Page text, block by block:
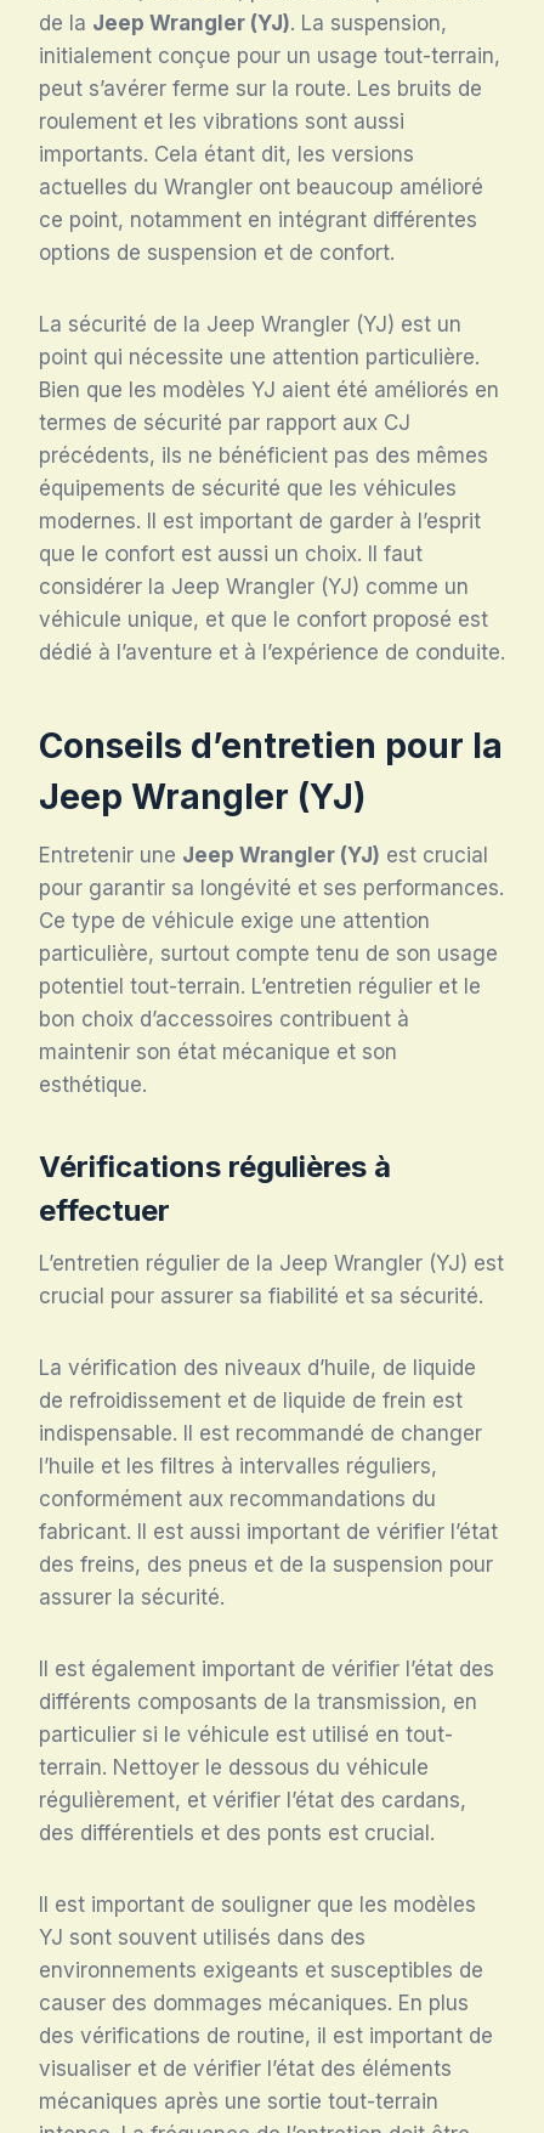
de la Jeep Wrangler (YJ). La suspension,
initialement conçue pour un usage tout-terrain,
peut s’avérer ferme sur la route. Les bruits de
roulement et les vibrations sont aussi
importants. Cela étant dit, les versions
actuelles du Wrangler ont beaucoup amélioré
ce point, notamment en intégrant différentes
options de suspension et de confort.
La sécurité de la Jeep Wrangler (YJ) est un
point qui nécessite une attention particulière.
Bien que les modèles YJ aient été améliorés en
termes de sécurité par rapport aux CJ
précédents, ils ne bénéficient pas des mêmes
équipements de sécurité que les véhicules
modernes. Il est important de garder à l’esprit
que le confort est aussi un choix. Il faut
considérer la Jeep Wrangler (YJ) comme un
véhicule unique, et que le confort proposé est
dédié à l’aventure et à l’expérience de conduite.
Conseils d’entretien pour la
Jeep Wrangler (YJ)
Entretenir une Jeep Wrangler (YJ) est crucial
pour garantir sa longévité et ses performances.
Ce type de véhicule exige une attention
particulière, surtout compte tenu de son usage
potentiel tout-terrain. L’entretien régulier et le
bon choix d’accessoires contribuent à
maintenir son état mécanique et son
esthétique.
Vérifications régulières à
effectuer
L’entretien régulier de la Jeep Wrangler (YJ) est
crucial pour assurer sa fiabilité et sa sécurité.
La vérification des niveaux d’huile, de liquide
de refroidissement et de liquide de frein est
indispensable. Il est recommandé de changer
l’huile et les filtres à intervalles réguliers,
conformément aux recommandations du
fabricant. Il est aussi important de vérifier l’état
des freins, des pneus et de la suspension pour
assurer la sécurité.
Il est également important de vérifier l’état des
différents composants de la transmission, en
particulier si le véhicule est utilisé en tout-
terrain. Nettoyer le dessous du véhicule
régulièrement, et vérifier l’état des cardans,
des différentiels et des ponts est crucial.
Il est important de souligner que les modèles
YJ sont souvent utilisés dans des
environnements exigeants et susceptibles de
causer des dommages mécaniques. En plus
des vérifications de routine, il est important de
visualiser et de vérifier l’état des éléments
mécaniques après une sortie tout-terrain